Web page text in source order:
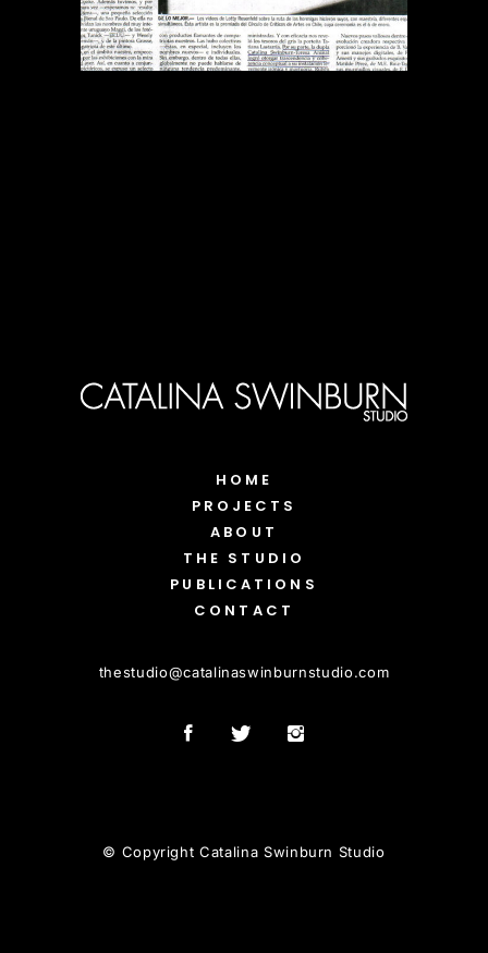
HOME
PROJECTS
ABOUT
THE STUDIO
PUBLICATIONS
CONTACT
thestudio@catalinaswinburnstudio.com
© Copyright Catalina Swinburn Studio